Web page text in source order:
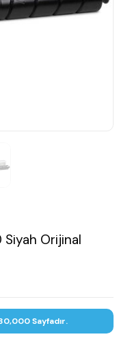
Siyah Orijinal
Sayfadır.